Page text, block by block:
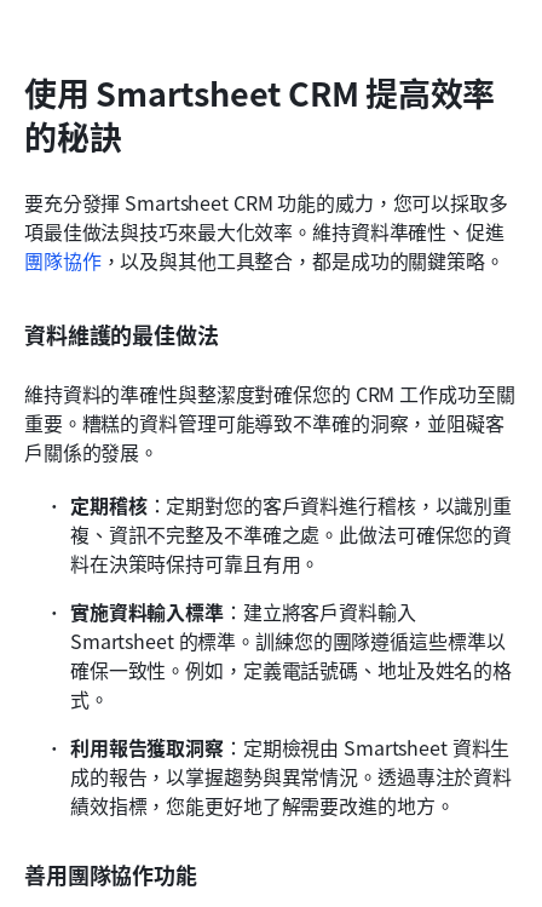
使用 Smartsheet CRM 提高效率
的秘訣
要充分發揮 Smartsheet CRM 功能的威力，您可以採取多
項最佳做法與技巧來最大化效率。維持資料準確性、促進
團隊協作，以及與其他工具整合，都是成功的關鍵策略。
資料維護的最佳做法
維持資料的準確性與整潔度對確保您的 CRM 工作成功至關
重要。糟糕的資料管理可能導致不準確的洞察，並阻礙客
戶關係的發展。
定期稽核：定期對您的客戶資料進行稽核，以識別重
複、資訊不完整及不準確之處。此做法可確保您的資
料在決策時保持可靠且有用。
實施資料輸入標準：建立將客戶資料輸入
Smartsheet 的標準。訓練您的團隊遵循這些標準以
確保一致性。例如，定義電話號碼、地址及姓名的格
式。
利用報告獲取洞察：定期檢視由 Smartsheet 資料生
成的報告，以掌握趨勢與異常情況。透過專注於資料
績效指標，您能更好地了解需要改進的地方。
善用團隊協作功能